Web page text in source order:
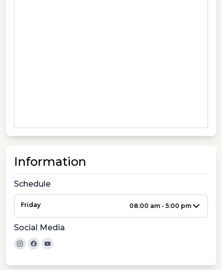
Information
Schedule
Friday 08:00 am - 5:00 pm
Social Media